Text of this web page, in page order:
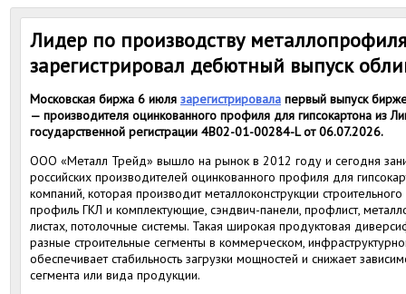
Лидер по производству
зарегистрировал дебютный выпуск
Московская биржа 6 июля зарегистрировала первый выпуск
— производителя оцинкованного профиля для гипсокартона из
государственной регистрации 4B02-01-00284-L от 06.07.2026.
ООО «Металл Трейд» вышло на рынок в 2012 году и сегодня
российских производителей оцинкованного профиля для
компаний, которая производит металлоконструкции
профиль ГКЛ и комплектующие, сэндвич-панели, профлист,
листах, потолочные системы. Такая широкая продуктовая
разные строительные сегменты в коммерческом,
обеспечивает стабильность загрузки мощностей и снижает
сегмента или вида продукции.